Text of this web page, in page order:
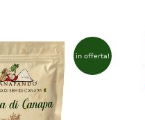
in offerta!